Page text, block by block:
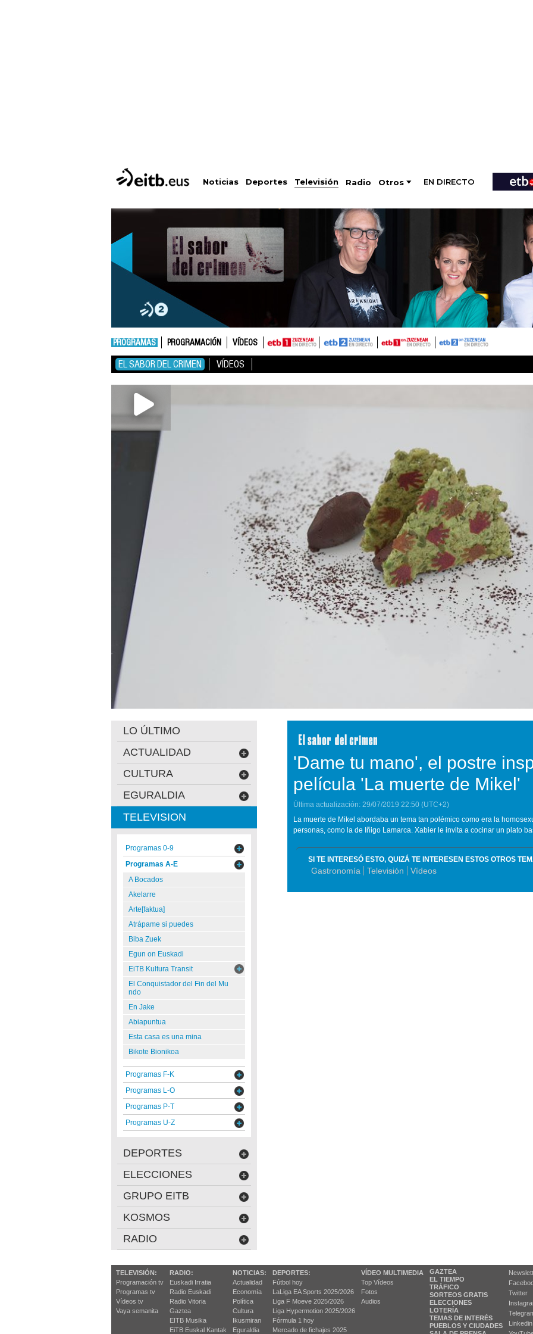
Noticias Deportes Televisión Radio Otros EN DIRECTO
PROGRAMAS PROGRAMACIÓN VÍDEOS
EL SABOR DEL CRIMEN VÍDEOS
'Dame tu mano', el postre
película 'La muerte de Mikel'
Última actualización: 29/07/2019 22:50 (UTC+2)
La muerte de Mikel abordaba un tema tan polémico como era la
personas, como la de Iñigo Lamarca. Xabier le invita a cocinar un plato
SI TE INTERESÓ ESTO, QUIZÁ TE INTERESEN ESTOS OTROS
Gastronomía Televisión Vídeos
LO ÚLTIMO
ACTUALIDAD
CULTURA
EGURALDIA
TELEVISION
Programas 0-9
Programas A-E
A Bocados
Akelarre
Arte[faktua]
Atrápame si puedes
Biba Zuek
Egun on Euskadi
EiTB Kultura Transit
El Conquistador del Fin del Mu
ndo
En Jake
Abiapuntua
Esta casa es una mina
Bikote Bionikoa
Programas F-K
Programas L-O
Programas P-T
Programas U-Z
DEPORTES
ELECCIONES
GRUPO EITB
KOSMOS
RADIO
TELEVISIÓN:
Programación tv
Programas tv
Vídeos tv
Vaya semanita
RADIO:
Euskadi Irratia
Radio Euskadi
Radio Vitoria
Gaztea
EITB Musika
EiTB Euskal Kantak
NOTICIAS:
Actualidad
Economía
Política
Cultura
Ikusmiran
Eguraldia
DEPORTES:
Fútbol hoy
LaLiga EA Sports 2025/2026
Liga F Moeve 2025/2026
Liga Hypermotion 2025/2026
Fórmula 1 hoy
Mercado de fichajes 2025
VÍDEO MULTIMEDIA
Top Vídeos
Fotos
Audios
GAZTEA
EL TIEMPO
TRÁFICO
SORTEOS GRATIS
ELECCIONES
LOTERÍA
TEMAS DE INTERÉS
PUEBLOS Y CIUDADES
Twitter
Linkedin